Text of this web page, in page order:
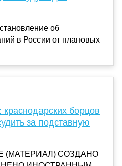
об
в России от плановых
борцов
за подставную
СОЗДАНО